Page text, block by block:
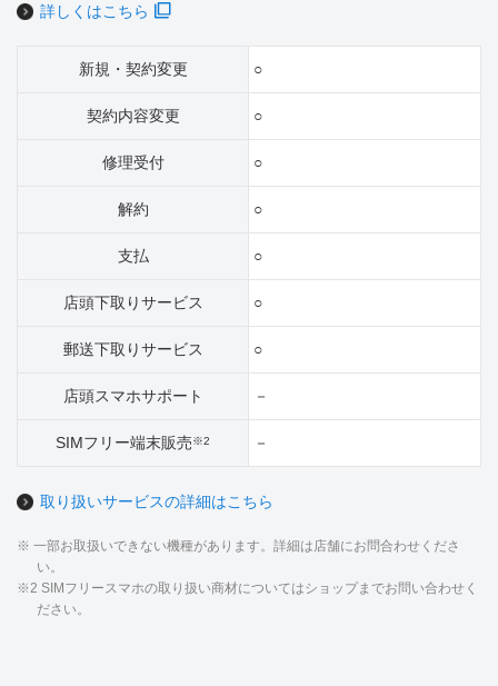
詳しくはこちら
新規・契約変更 ○
契約内容変更 ○
修理受付 ○
解約 ○
支払 ○
店頭下取りサービス ○
郵送下取りサービス ○
店頭スマホサポート －
SIMフリー端末販売※2 －
取り扱いサービスの詳細はこちら
※ 一部お取扱いできない機種があります。詳細は店舗にお問合わせくださ
い。
※2 SIMフリースマホの取り扱い商材についてはショップまでお問い合わせく
ださい。